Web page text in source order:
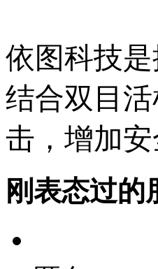
依图科技
结合双目
击，增加安
刚表态过的